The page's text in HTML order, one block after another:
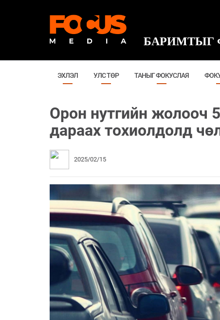
БАРИМТЫГ
ЭХЛЭЛ УЛС ТӨР ТАНЫГ ФОКУСЛАЯ
Орон нутгийн жолооч
дараах тохиолдолд
2025/02/15